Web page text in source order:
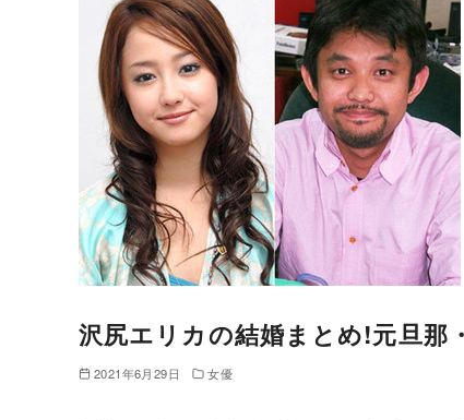
沢尻エリカの結婚まとめ!元旦那
2021年6月29日 女優